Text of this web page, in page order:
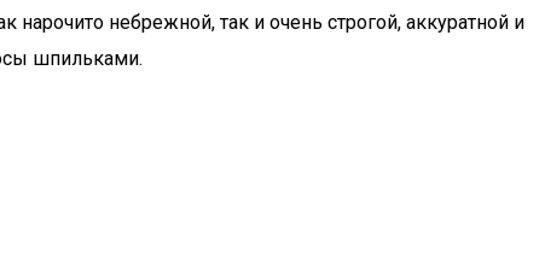
небрежной, так и очень строгой, аккуратной и
шпильками.